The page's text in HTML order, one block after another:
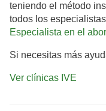
teniendo el método
todos los
Especialista en el
Si necesitas más
Ver clínicas IVE